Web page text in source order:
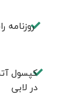
روزنامه
کپسول
در لابی